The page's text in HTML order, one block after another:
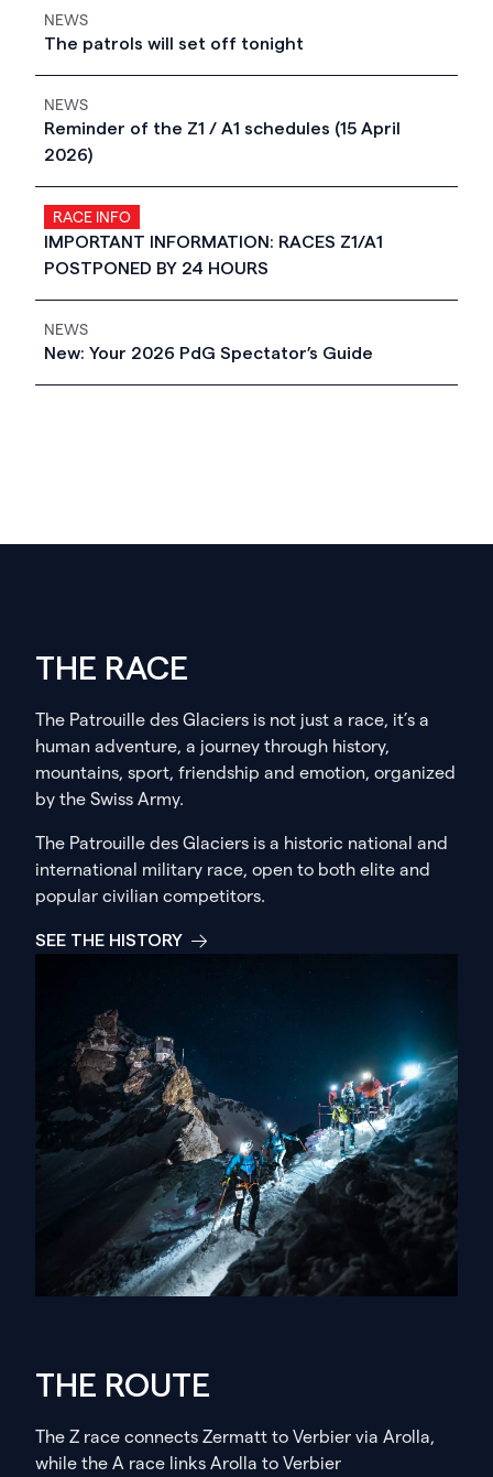
NEWS
The patrols will set off tonight
NEWS
Reminder of the Z1 / A1 schedules (15 April
2026)
RACE INFO
IMPORTANT INFORMATION: RACES Z1/A1
POSTPONED BY 24 HOURS
NEWS
New: Your 2026 PdG Spectator’s Guide
THE RACE
The Patrouille des Glaciers is not just a race, it’s a
human adventure, a journey through history,
mountains, sport, friendship and emotion, organized
by the Swiss Army.
The Patrouille des Glaciers is a historic national and
international military race, open to both elite and
popular civilian competitors.
SEE THE HISTORY
THE ROUTE
The Z race connects Zermatt to Verbier via Arolla,
while the A race links Arolla to Verbier